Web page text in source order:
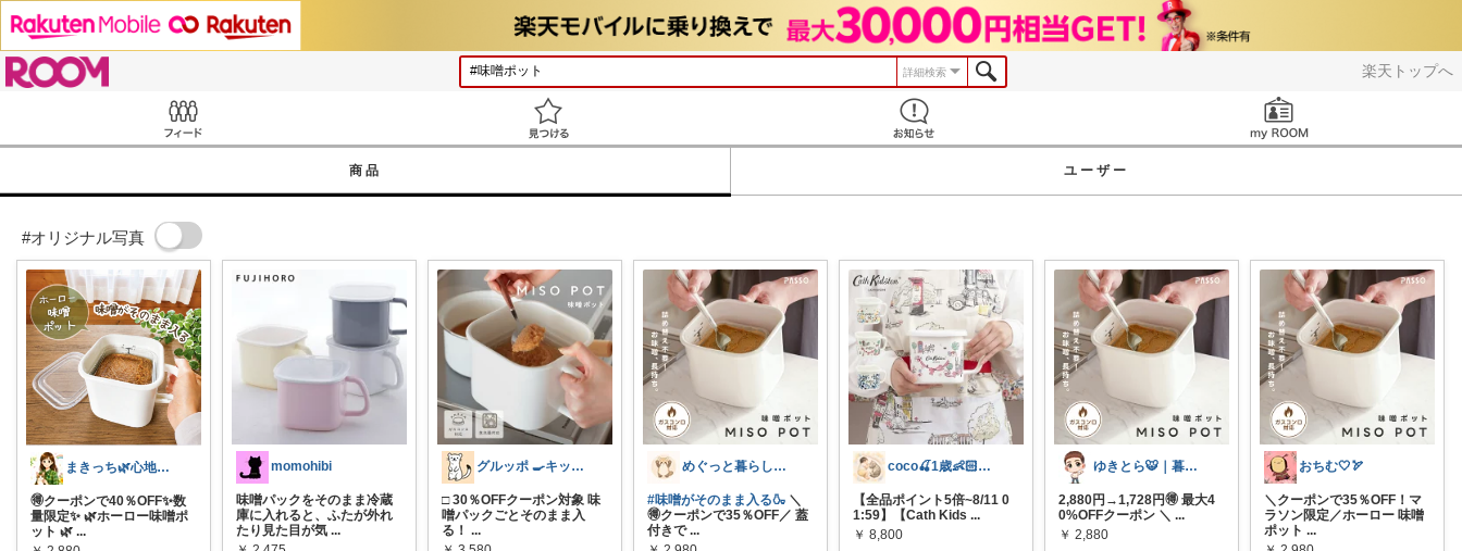
楽天トップへ
詳細検索
商品 ユーザー
#オリジナル写真
まきっち🌿心地よい暮らし🌿
🉐クーポンで40％OFF✨数
量限定✨ 🌿ホーロー味噌ポ
ット 🌿 ...
momohibi
味噌パックをそのまま冷蔵
庫に入れると、ふたが外れ
たり見た目が気 ...
グルッポ 🍳キッチン
□ 30％OFFクーポン対象 味
噌パックごとそのまま入
る！ ...
めぐっと暮らし🍋朝コレ&いいね周り
#味噌がそのまま入る🍶 ＼
🉐クーポンで35％OFF／ 蓋
付きで ...
coco🍒1歳👶🏻5歳🐈
【全品ポイント5倍~8/11 0
1:59】【Cath Kids ...
￥ 8,800
ゆきとら🐯｜暮らしをラクにしたいパパ
2,880円→1,728円🉐 最大4
0%OFFクーポン ＼ ...
￥ 2,880
おちむ🤍🏹
＼クーポンで35％OFF！マ
ラソン限定／ホーロー 味噌
ポット...